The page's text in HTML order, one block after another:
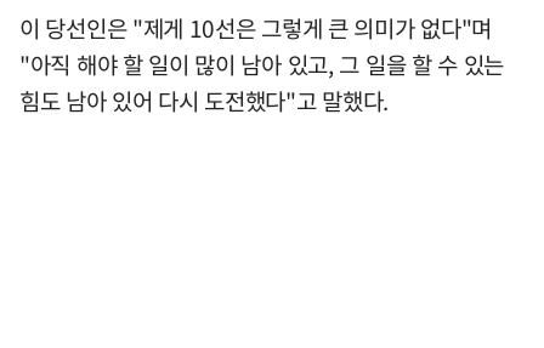
이 당선인은 "제게 10선은 그렇게 큰 의미가 없다"며
"아직 해야 할 일이 많이 남아 있고, 그 일을 할 수 있는
힘도 남아 있어 다시 도전했다"고 말했다.